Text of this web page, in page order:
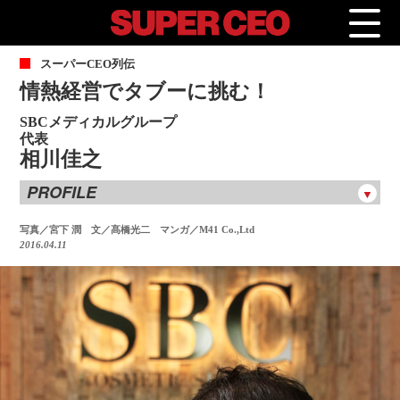
スーパーCEO列伝
情熱経営でタブーに挑む！
SBCメディカルグループ
代表
相川佳之
PROFILE
相川佳之 あいかわよしゆき
1970年神奈川県生まれ。1997年日本大学医学部を卒業し、癌
研究所附属病院麻酔科に勤務。1998年より大手美容外科に勤
務し、数千件の美容外科手術を経験。2000年に独立し、神奈
川県藤沢で湘南美容クリニックを開業。徹底した顧客志向を
貫き、料金体系の表示、治療直後の腫れ具合の写真を公開す
るなどの美容業界タブーを打ち破りながら、2020年2月までに
湘南美容クリニックを101院にまで拡大させる。またSBCメデ
ィカルグループとしては美容医療のみならず、一般内科等の
保険診療や、不妊治療や再生医療等の先進医療も手がけてい
写真／宮下 潤 文／髙橋光二 マンガ／M41 Co.,Ltd
2016.04.11